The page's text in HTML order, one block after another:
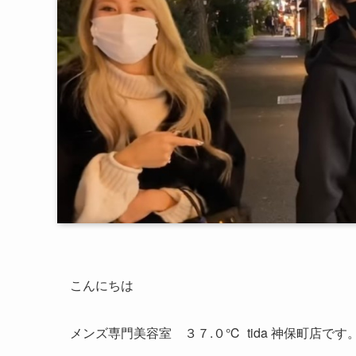
こんにちは
メンズ専門美容室 ３７.０℃ tida 神保町店です